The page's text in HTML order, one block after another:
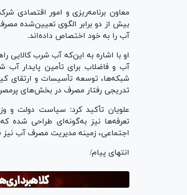
بیش از دو برابر الگوی تعیین‌شده
آب را به خود اختصاص داده‌اند.
او با اشاره به این‌که آب شرب
آب و فاضلاب برای تأمین پایدار آب
شبکه‌ها، توسعه تأسیسات و ارتقای
تدریجی رفتار مصرف در بخش‌های
علویان تأکید کرد: سیاست دولت و
تعرفه‌ها نیز به‌گونه‌ای طراحی
اجتماعی، زمینه مدیریت مصرف آب
انتهای پیام/